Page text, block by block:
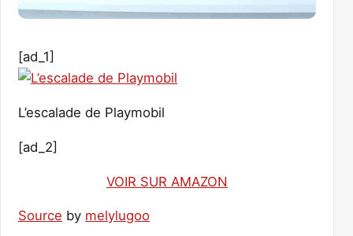
[ad_1]
L’escalade de Playmobil
[ad_2]
VOIR SUR AMAZON
Source by melylugoo